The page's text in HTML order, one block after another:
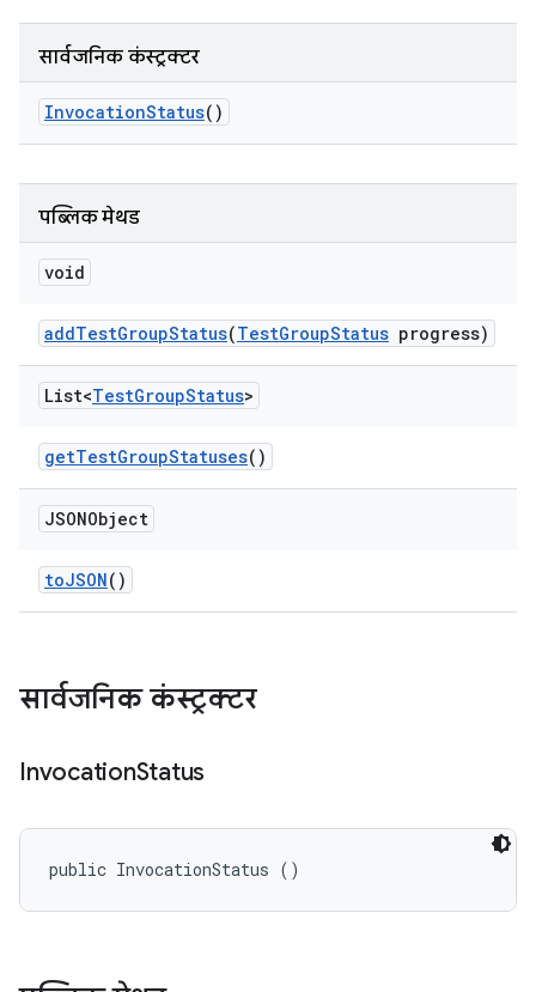
सार्वजनिक कंस्ट्रक्टर
InvocationStatus()
पब्लिक मेथड
void
addTestGroupStatus(TestGroupStatus progress)
List<TestGroupStatus>
getTestGroupStatuses()
JSONObject
toJSON()
सार्वजनिक कंस्ट्रक्टर
InvocationStatus
public InvocationStatus ()